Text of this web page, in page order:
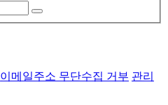
이메일주소 무단수집 거부 관리